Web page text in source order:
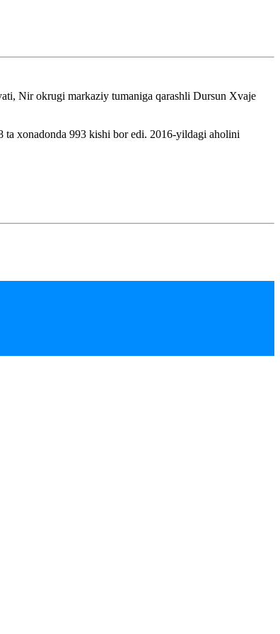
Nir okrugi markaziy tumaniga qarashli Dursun Xvaje
ta xonadonda 993 kishi bor edi. 2016-yildagi aholini